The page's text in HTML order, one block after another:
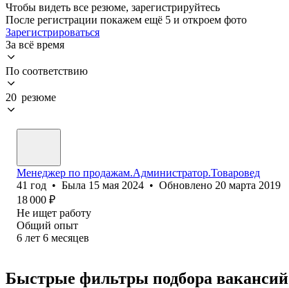
Чтобы видеть все резюме, зарегистрируйтесь
После регистрации покажем ещё 5 и откроем фото
Зарегистрироваться
За всё время
По соответствию
20 резюме
Менеджер по продажам.Администратор.Товаровед
41 год • Была 15 мая 2024 • Обновлено 20 марта 2019
18 000 ₽
Не ищет работу
Общий опыт
6 лет 6 месяцев
Быстрые фильтры подбора вакансий